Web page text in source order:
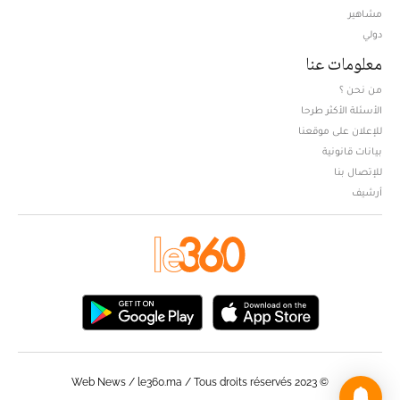
مشاهير
دولي
معلومات عنا
من نحن ؟
الأسئلة الأكثر طرحا
للإعلان على موقعنا
بيانات قانونية
للإتصال بنا
أرشيف
© Web News / le360.ma / Tous droits réservés 2023